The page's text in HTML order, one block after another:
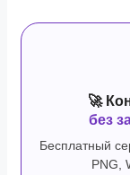
🚀
без
Бесплатный
PNG,